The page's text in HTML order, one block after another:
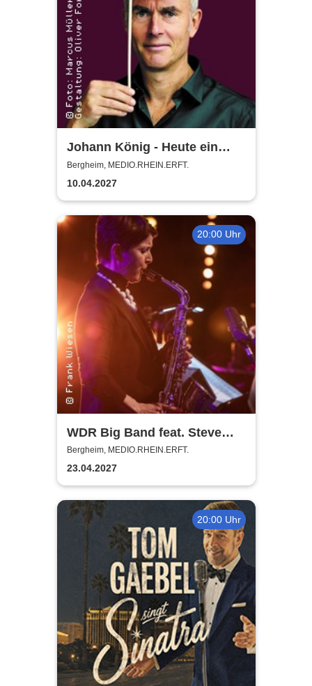
Johann König - Heute ein
König
Bergheim, MEDIO.RHEIN.ERFT.
10.04.2027
20:00 Uhr
WDR Big Band feat. Steve
Gadd - Master of Groove
Bergheim, MEDIO.RHEIN.ERFT.
23.04.2027
20:00 Uhr